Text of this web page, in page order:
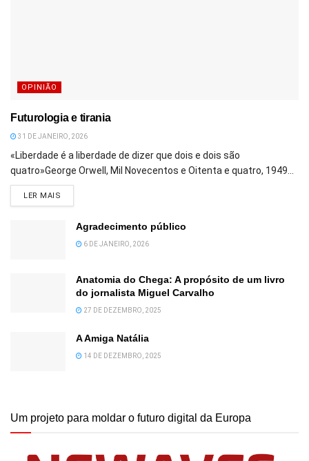
OPINIÃO
Futurologia e tirania
31 DE JANEIRO, 2026
«Liberdade é a liberdade de dizer que dois e dois são
quatro»George Orwell, Mil Novecentos e Oitenta e quatro, 1949...
LER MAIS
Agradecimento público
6 DE JANEIRO, 2026
Anatomia do Chega: A propósito de um livro
do jornalista Miguel Carvalho
27 DE DEZEMBRO, 2025
A Amiga Natália
14 DE DEZEMBRO, 2025
Um projeto para moldar o futuro digital da Europa